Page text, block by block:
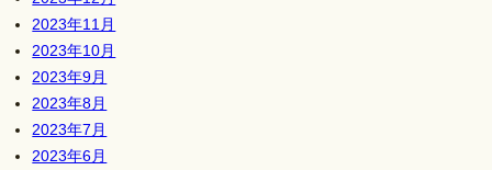
2023年11月
2023年10月
2023年9月
2023年8月
2023年7月
2023年6月